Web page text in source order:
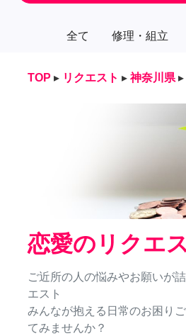
全て 修理・組立
TOP ▸ リクエスト ▸ 神奈川県 ▸
恋愛のリクエ
ご近所の人の悩みやお願いが
エスト
みんなが抱える日常のお困り
てみませんか？